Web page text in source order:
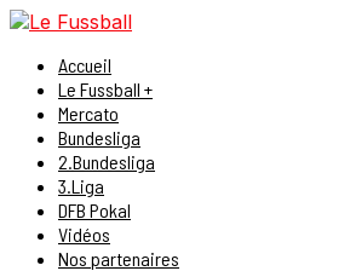
Accueil
Le Fussball +
Mercato
Bundesliga
2.Bundesliga
3.Liga
DFB Pokal
Vidéos
Nos partenaires